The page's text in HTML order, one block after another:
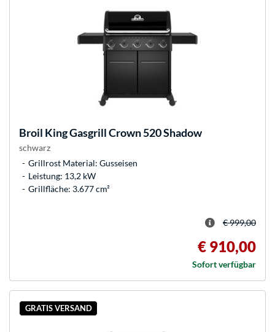
Broil KingGasgrill Crown 520 Shadow
schwarz
Grillrost Material: Gusseisen
Leistung: 13,2 kW
Grillfläche: 3.677 cm²
€ 999,00
€ 910,00
Sofort verfügbar
GRATIS VERSAND